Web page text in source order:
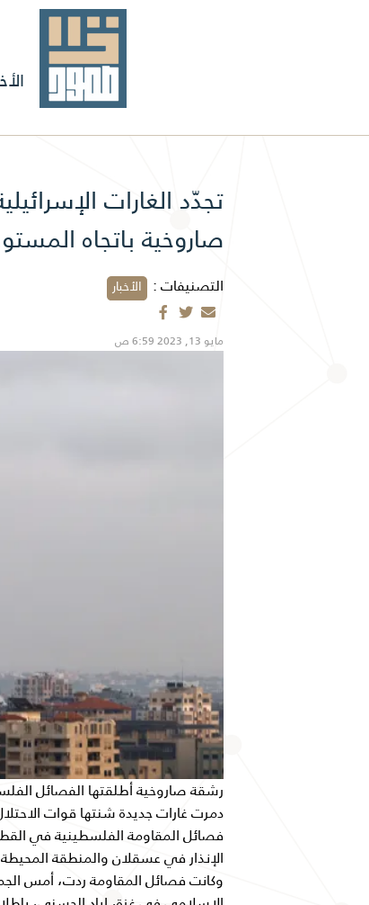
تجدّد الغارات
صاروخية باتجاه
التصنيفات : الأخبار
مايو 13, 2023 6:59 ص
رشقة صاروخية أطلقتها الفصائل
دمرت غارات جديدة شنتها قوات
فصائل المقاومة الفلسطينية في
الإنذار في عسقلان والمنطقة المحيطة
وكانت فصائل المقاومة ردت، أمس